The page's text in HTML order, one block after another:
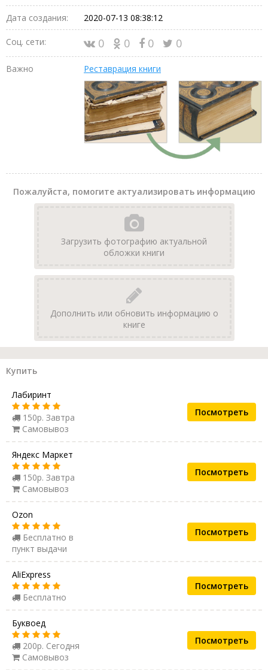
Дата создания: 2020-07-13 08:38:12
Соц. сети: 0 0 0 0
Важно Реставрация книги
Пожалуйста, помогите актуализировать информацию
Загрузить фотографию актуальной
обложки книги
Дополнить или обновить информацию о
книге
Купить
Лабиринт
150р. Завтра
Самовывоз
Посмотреть
Яндекс Маркет
150р. Завтра
Самовывоз
Посмотреть
Ozon
Бесплатно в
пункт выдачи
Посмотреть
AliExpress
Бесплатно
Посмотреть
Буквоед
200р. Сегодня
Самовывоз
Посмотреть